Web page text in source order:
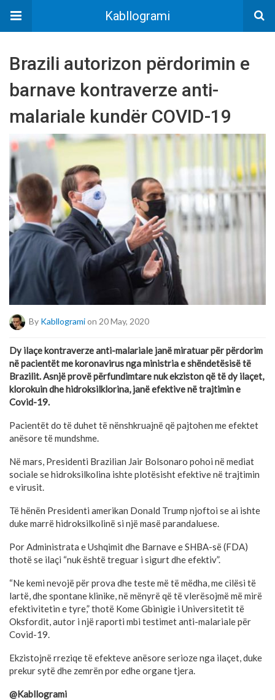
Kabllogrami
Brazili autorizon përdorimin e
barnave kontraverze anti-
malariale kundër COVID-19
By Kabllogramion 20 May, 2020
Dy ilaçe kontraverze anti-malariale janë miratuar për përdorim
në pacientët me koronavirus nga ministria e shëndetësisë të
Brazilit. Asnjë provë përfundimtare nuk ekziston që të dy ilaçet,
klorokuin dhe hidroksilklorina, janë efektive në trajtimin e
Covid-19.
Pacientët do të duhet të nënshkruajnë që pajtohen me efektet
anësore të mundshme.
Në mars, Presidenti Brazilian Jair Bolsonaro pohoi në mediat
sociale se hidroksilkolina ishte plotësisht efektive në trajtimin
e virusit.
Të hënën Presidenti amerikan Donald Trump njoftoi se ai ishte
duke marrë hidroksilkolinë si një masë parandaluese.
Por Administrata e Ushqimit dhe Barnave e SHBA-së (FDA)
thotë se ilaçi “nuk është treguar i sigurt dhe efektiv”.
“Ne kemi nevojë për prova dhe teste më të mëdha, me cilësi të
lartë, dhe spontane klinike, në mënyrë që të vlerësojmë më mirë
efektivitetin e tyre,” thotë Kome Gbinigie i Universitetit të
Oksfordit, autor i një raporti mbi testimet anti-malariale për
Covid-19.
Ekzistojnë rreziqe të efekteve anësore serioze nga ilaçet, duke
prekur sytë dhe zemrën por edhe organe tjera.
@Kabllogrami